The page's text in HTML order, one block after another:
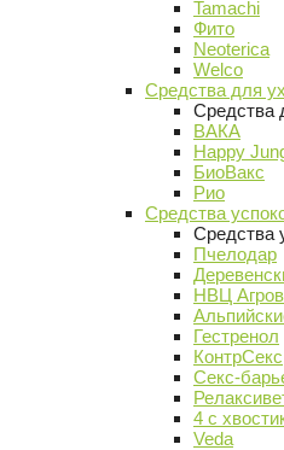
Tamachi
Фито
Neoterica
Welco
Средства для
Средства
ВАКА
Happy
БиоВакс
Рио
Средства
Средства
Пчелодар
НВЦ
Гестренол
КонтрСекс
Секс-
4 с
Veda